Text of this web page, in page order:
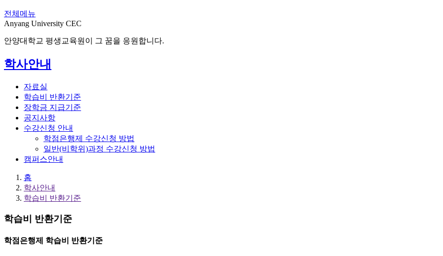
전체메뉴
Anyang University CEC
안양대학교 평생교육원이 그 꿈을 응원합니다.
학사안내
자료실
학습비 반환기준
장학금 지급기준
공지사항
수강신청 안내
학점은행제 수강신청 방법
일반(비학위)과정 수강신청 방법
캠퍼스안내
홈
학사안내
학습비 반환기준
학습비 반환기준
학점은행제 학습비 반환기준